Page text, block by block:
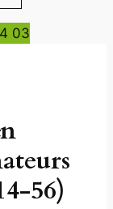
03
56)